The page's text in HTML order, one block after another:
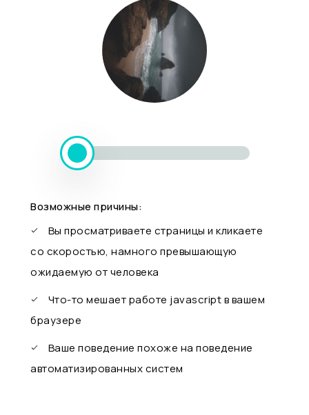
Возможные причины:
Вы просматриваете страницы и кликаете
со скоростью, намного превышающую
ожидаемую от человека
Что-то мешает работе javascript в вашем
браузере
Ваше поведение похоже на поведение
автоматизированных систем